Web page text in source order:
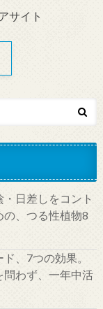
サイト
日差しをコント
の、つる性植物8
、7つの効果。
問わず、一年中活